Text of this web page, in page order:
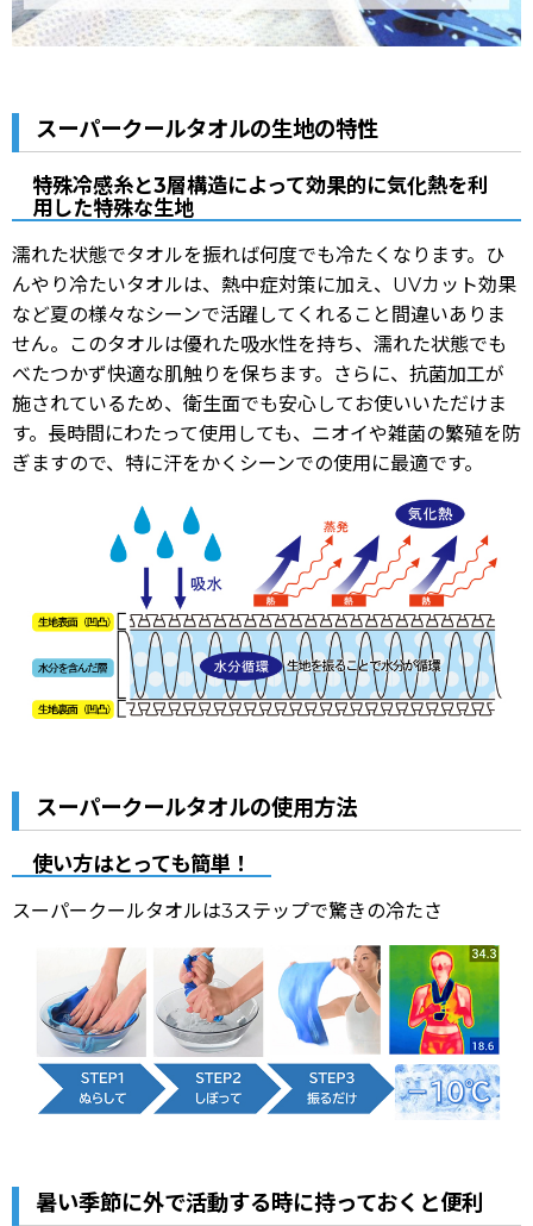
スーパークールタオルの生地の特性
特殊冷感糸と3層構造によって効果的に気化熱を利
用した特殊な生地
濡れた状態でタオルを振れば何度でも冷たくなります。ひ
んやり冷たいタオルは、熱中症対策に加え、UVカット効果
など夏の様々なシーンで活躍してくれること間違いありま
せん。このタオルは優れた吸水性を持ち、濡れた状態でも
べたつかず快適な肌触りを保ちます。さらに、抗菌加工が
施されているため、衛生面でも安心してお使いいただけま
す。長時間にわたって使用しても、ニオイや雑菌の繁殖を防
ぎますので、特に汗をかくシーンでの使用に最適です。
スーパークールタオルの使用方法
使い方はとっても簡単！
スーパークールタオルは3ステップで驚きの冷たさ
暑い季節に外で活動する時に持っておくと便利